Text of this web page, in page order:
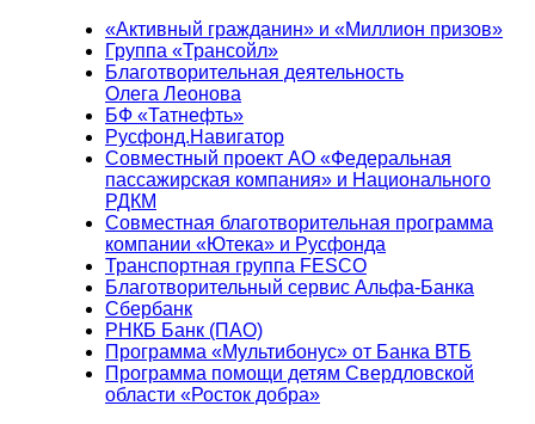
«Активный гражданин» и «Миллион призов»
Группа «Трансойл»
Благотворительная деятельность
Олега Леонова
БФ «Татнефть»
Русфонд.Навигатор
Совместный проект АО «Федеральная
пассажирская компания» и Национального
РДКМ
Совместная благотворительная программа
компании «Ютека» и Русфонда
Транспортная группа FESCO
Благотворительный сервис Альфа-Банка
Сбербанк
РНКБ Банк (ПАО)
Программа «Мультибонус» от Банка ВТБ
Программа помощи детям Свердловской
области «Росток добра»